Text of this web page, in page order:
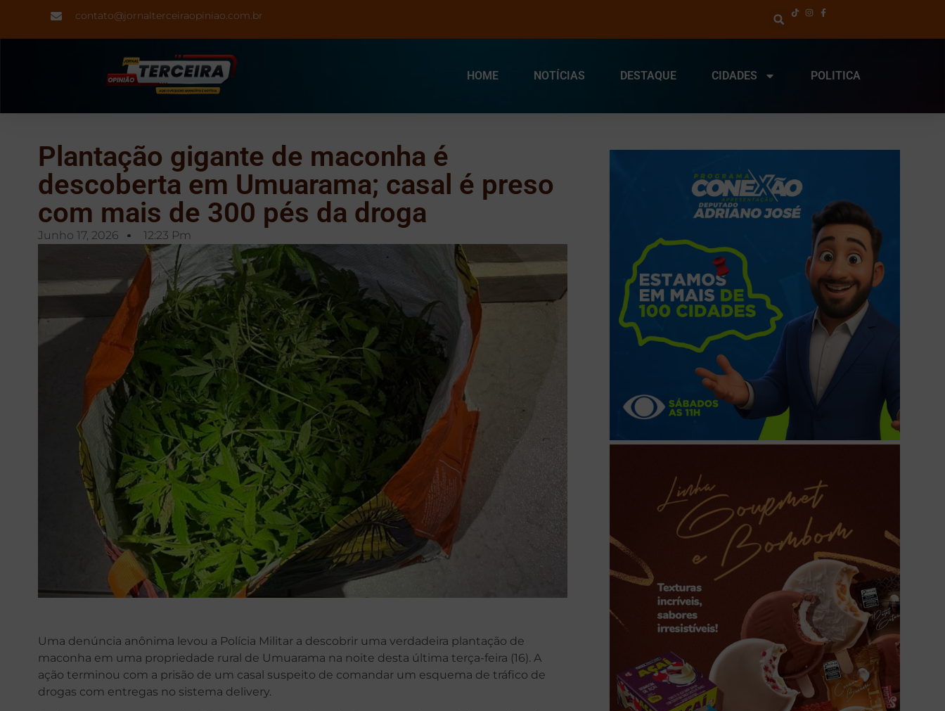
contato@jornalterceiraopiniao.com.br
HOME NOTÍCIAS DESTAQUE CIDADES POLITICA
Plantação gigante de maconha é
descoberta em Umuarama; casal é preso
com mais de 300 pés da droga
Junho 17, 2026 12:23 Pm
Uma denúncia anônima levou a Polícia Militar a descobrir uma verdadeira plantação de
maconha em uma propriedade rural de Umuarama na noite desta última terça-feira (16). A
ação terminou com a prisão de um casal suspeito de comandar um esquema de tráfico de
drogas com entregas no sistema delivery.